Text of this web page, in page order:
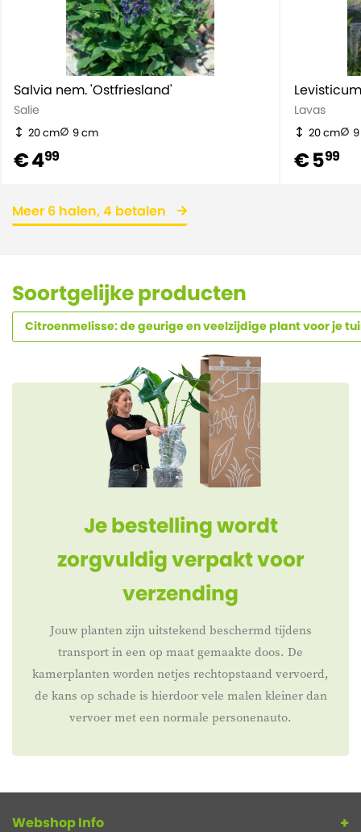
Salvia nem. 'Ostfriesland'
Salie
20 cm 9 cm
€ 499
Lavas
20 cm
€ 599
Meer 6 halen, 4 betalen
Soortgelijke producten
Citroenmelisse: de geurige en veelzijdige plant voor je
Je bestelling wordt
zorgvuldig verpakt voor
verzending
Jouw planten zijn uitstekend beschermd tijdens
transport in een op maat gemaakte doos. De
kamerplanten worden netjes rechtopstaand vervoerd,
de kans op schade is hierdoor vele malen kleiner dan
vervoer met een normale personenauto.
Webshop Info